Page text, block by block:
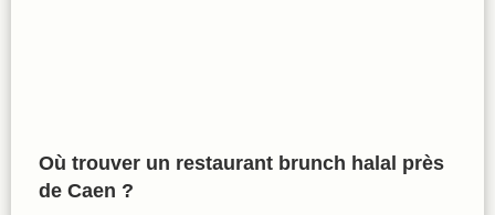
Où trouver un restaurant brunch halal près
de Caen ?